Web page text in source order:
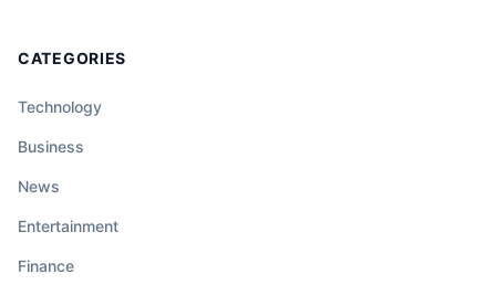
CATEGORIES
Technology
Business
News
Entertainment
Finance